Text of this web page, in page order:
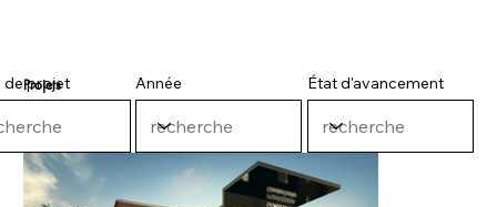
Projets
de projet Année État d'avancement